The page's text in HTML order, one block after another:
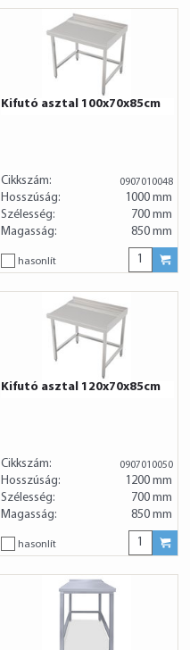
Kifutó asztal 100x70x85cm
Cikkszám: 0907010048
Hosszúság:
1000 mm
Szélesség:
700 mm
Magasság:
850 mm
hasonlít
Kifutó asztal 120x70x85cm
Cikkszám: 0907010050
Hosszúság:
1200 mm
Szélesség:
700 mm
Magasság:
850 mm
hasonlít